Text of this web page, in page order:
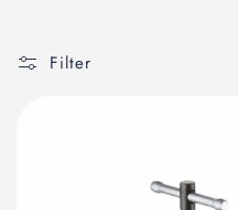
Filter